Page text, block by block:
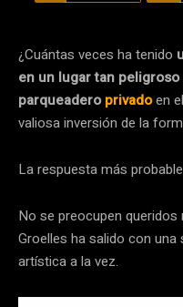
¿Cuántas veces ha tenido
en un lugar tan
parqueaderoprivadoen
valiosa inversión de la
La respuesta más
No se preocupen
Groelles ha salido con
artística a la vez.